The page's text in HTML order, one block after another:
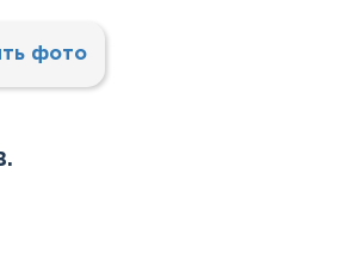
фото